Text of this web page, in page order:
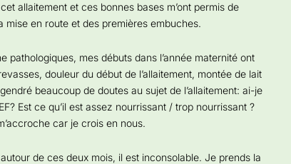
allaitement et ces bonnes bases m’ont permis de
mise en route et des premières embuches.
pathologiques, mes débuts dans l’année maternité ont
douleur du début de l’allaitement, montée de lait
beaucoup de doutes au sujet de l’allaitement: ai-je
Est ce qu’il est assez nourrissant / trop nourrissant ?
car je crois en nous.
de ces deux mois, il est inconsolable. Je prends la